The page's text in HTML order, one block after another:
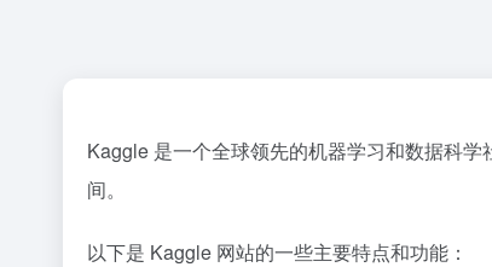
Kaggle 是一个全球领先的机器学习和数据科
间。
以下是 Kaggle 网站的一些主要特点和功能：